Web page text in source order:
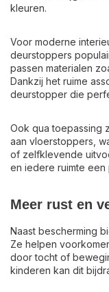
kleuren.
Voor moderne
deurstoppers
passen materialen
Dankzij het ruime
deurstopper die
Ook qua toepassing
aan vloerstoppers,
of zelfklevende
en iedere ruimte een
Meer rust en
Naast bescherming
Ze helpen
door tocht of
kinderen kan dit